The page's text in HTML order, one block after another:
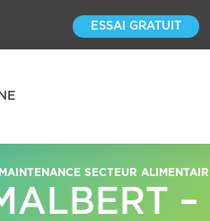
ESSAI GRATUIT
SECTEUR
–